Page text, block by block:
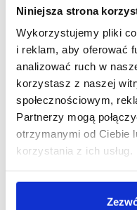
Niniejsza strona
Wykorzystujemy pliki
i reklam, aby oferować
analizować ruch w
korzystasz z naszej
społecznościowym,
Partnerzy mogą
otrzymanymi od Ciebie
korzystania z ich usług.
24/09/2024
SCF 2024 FALL:
doświadczenia na rynku
Womak Holding z
dziewięcioma obiektami
miastach Polski. W